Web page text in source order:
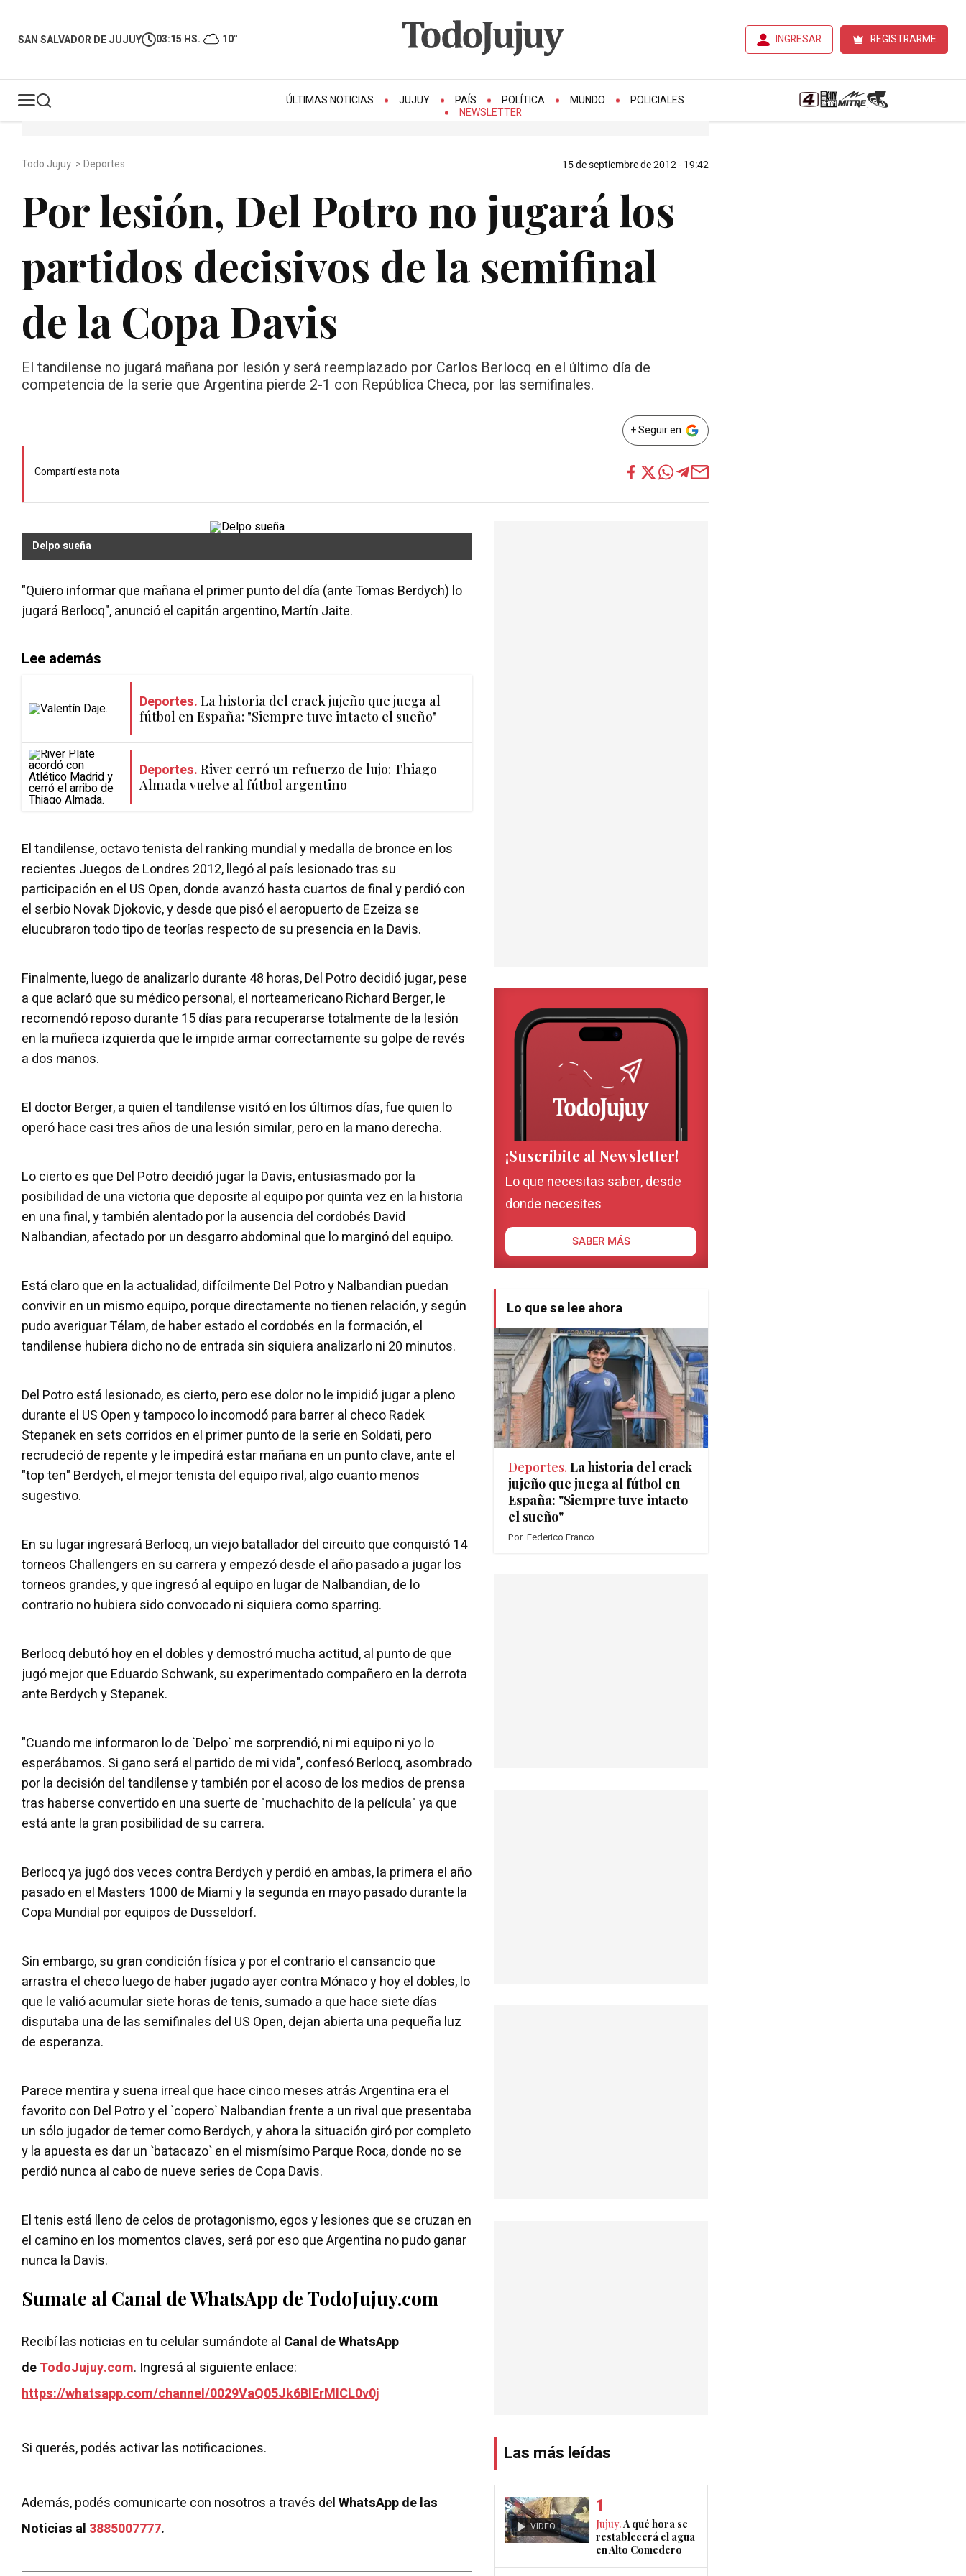
SAN SALVADOR DE JUJUY 03:15 HS. 10° INGRESAR REGISTRARME
ÚLTIMAS NOTICIAS JUJUY PAÍS POLÍTICA MUNDO
POLICIALES
NEWSLETTER
Todo Jujuy >Deportes 15 de septiembre de 2012 - 19:42
Por lesión, Del Potro no jugará los
partidos decisivos de la semifinal
de la Copa Davis
El tandilense no jugará mañana por lesión y será reemplazado por Carlos Berlocq en el último día de
competencia de la serie que Argentina pierde 2-1 con República Checa, por las semifinales.
+ Seguir en
Compartí esta nota
Delpo sueña
"Quiero informar que mañana el primer punto del día (ante Tomas Berdych) lo
jugará Berlocq", anunció el capitán argentino, Martín Jaite.
Lee además
Deportes. La historia del crack jujeño que juega al
fútbol en España: "Siempre tuve intacto el sueño"
Deportes. River cerró un refuerzo de lujo: Thiago
Almada vuelve al fútbol argentino
El tandilense, octavo tenista del ranking mundial y medalla de bronce en los
recientes Juegos de Londres 2012, llegó al país lesionado tras su
participación en el US Open, donde avanzó hasta cuartos de final y perdió con
el serbio Novak Djokovic, y desde que pisó el aeropuerto de Ezeiza se
elucubraron todo tipo de teorías respecto de su presencia en la Davis.
Finalmente, luego de analizarlo durante 48 horas, Del Potro decidió jugar, pese
a que aclaró que su médico personal, el norteamericano Richard Berger, le
recomendó reposo durante 15 días para recuperarse totalmente de la lesión
en la muñeca izquierda que le impide armar correctamente su golpe de revés
a dos manos.
El doctor Berger, a quien el tandilense visitó en los últimos días, fue quien lo
operó hace casi tres años de una lesión similar, pero en la mano derecha.
Lo cierto es que Del Potro decidió jugar la Davis, entusiasmado por la
posibilidad de una victoria que deposite al equipo por quinta vez en la historia
en una final, y también alentado por la ausencia del cordobés David
Nalbandian, afectado por un desgarro abdominal que lo marginó del equipo.
Está claro que en la actualidad, difícilmente Del Potro y Nalbandian puedan
convivir en un mismo equipo, porque directamente no tienen relación, y según
pudo averiguar Télam, de haber estado el cordobés en la formación, el
tandilense hubiera dicho no de entrada sin siquiera analizarlo ni 20 minutos.
Del Potro está lesionado, es cierto, pero ese dolor no le impidió jugar a pleno
durante el US Open y tampoco lo incomodó para barrer al checo Radek
Stepanek en sets corridos en el primer punto de la serie en Soldati, pero
recrudeció de repente y le impedirá estar mañana en un punto clave, ante el
"top ten" Berdych, el mejor tenista del equipo rival, algo cuanto menos
sugestivo.
En su lugar ingresará Berlocq, un viejo batallador del circuito que conquistó 14
torneos Challengers en su carrera y empezó desde el año pasado a jugar los
torneos grandes, y que ingresó al equipo en lugar de Nalbandian, de lo
contrario no hubiera sido convocado ni siquiera como sparring.
Berlocq debutó hoy en el dobles y demostró mucha actitud, al punto de que
jugó mejor que Eduardo Schwank, su experimentado compañero en la derrota
ante Berdych y Stepanek.
"Cuando me informaron lo de `Delpo` me sorprendió, ni mi equipo ni yo lo
esperábamos. Si gano será el partido de mi vida", confesó Berlocq, asombrado
por la decisión del tandilense y también por el acoso de los medios de prensa
tras haberse convertido en una suerte de "muchachito de la película" ya que
está ante la gran posibilidad de su carrera.
Berlocq ya jugó dos veces contra Berdych y perdió en ambas, la primera el año
pasado en el Masters 1000 de Miami y la segunda en mayo pasado durante la
Copa Mundial por equipos de Dusseldorf.
Sin embargo, su gran condición física y por el contrario el cansancio que
arrastra el checo luego de haber jugado ayer contra Mónaco y hoy el dobles, lo
que le valió acumular siete horas de tenis, sumado a que hace siete días
disputaba una de las semifinales del US Open, dejan abierta una pequeña luz
de esperanza.
Parece mentira y suena irreal que hace cinco meses atrás Argentina era el
favorito con Del Potro y el `copero` Nalbandian frente a un rival que presentaba
un sólo jugador de temer como Berdych, y ahora la situación giró por completo
y la apuesta es dar un `batacazo` en el mismísimo Parque Roca, donde no se
perdió nunca al cabo de nueve series de Copa Davis.
El tenis está lleno de celos de protagonismo, egos y lesiones que se cruzan en
el camino en los momentos claves, será por eso que Argentina no pudo ganar
nunca la Davis.
Sumate al Canal de WhatsApp de TodoJujuy.com
Recibí las noticias en tu celular sumándote al Canal de WhatsApp
deTodoJujuy.com. Ingresá al siguiente enlace:
https://whatsapp.com/channel/0029VaQ05Jk6BIErMlCL0v0j
Si querés, podés activar las notificaciones.
Además, podés comunicarte con nosotros a través delWhatsApp de las
Noticias al3885007777.
¡Suscribite al Newsletter!
Lo que necesitas saber, desde
donde necesites
SABER MÁS
Lo que se lee ahora
Deportes. La historia del crack
jujeño que juega al fútbol en
España: "Siempre tuve intacto
el sueño"
Por Federico Franco
Las más leídas
VIDEO Jujuy.A qué hora se
restablecerá el agua
en Alto Comedero